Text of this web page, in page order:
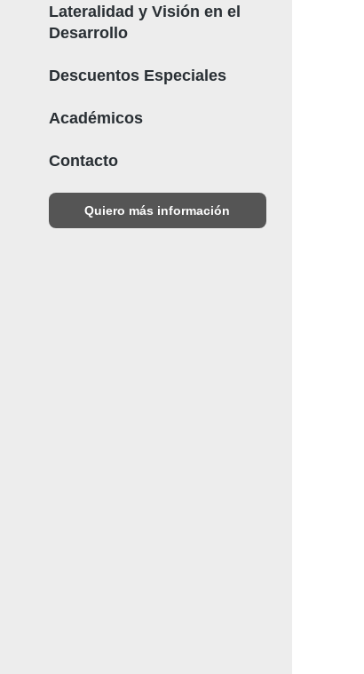
Lateralidad y Visión en el
Desarrollo
Descuentos Especiales
Académicos
Contacto
Quiero más información